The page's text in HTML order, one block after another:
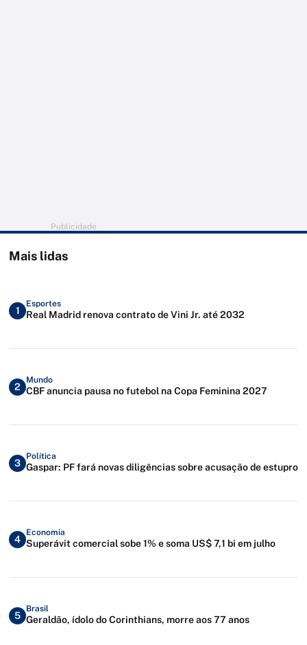
Publicidade
Mais lidas
1
Esportes
Real Madrid renova contrato de Vini Jr. até 2032
2
Mundo
CBF anuncia pausa no futebol na Copa Feminina 2027
3
Política
Gaspar: PF fará novas diligências sobre acusação de estupro
4
Economia
Superávit comercial sobe 1% e soma US$ 7,1 bi em julho
5
Brasil
Geraldão, ídolo do Corinthians, morre aos 77 anos